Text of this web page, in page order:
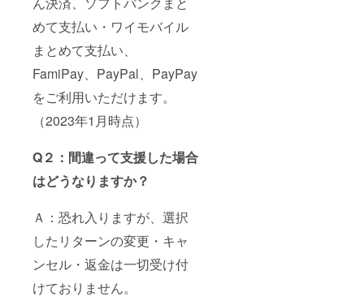
めて支払い・ワイモバイル
まとめて支払い、
FamiPay、PayPal、PayPay
をご利用いただけます。
（2023年1月時点）
Q２：間違って支援した場合
はどうなりますか？
Ａ：恐れ入りますが、選択
したリターンの変更・キャ
ンセル・返金は一切受け付
けておりません。